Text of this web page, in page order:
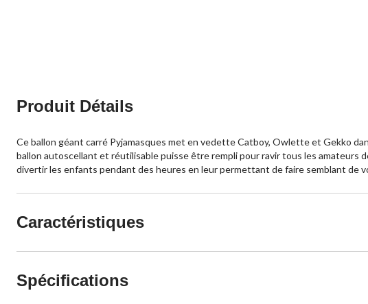
Produit Détails
Ce ballon géant carré Pyjamasques met en vedette Catboy, Owlette et Gekko
ballon autoscellant et réutilisable puisse être rempli pour ravir tous les amateurs
divertir les enfants pendant des heures en leur permettant de faire semblant de
Caractéristiques
Spécifications